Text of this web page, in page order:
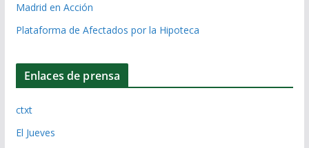
Madrid en Acción
Plataforma de Afectados por la Hipoteca
Enlaces de prensa
ctxt
El Jueves